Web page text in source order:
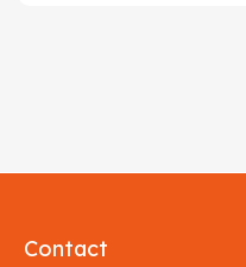
Contact